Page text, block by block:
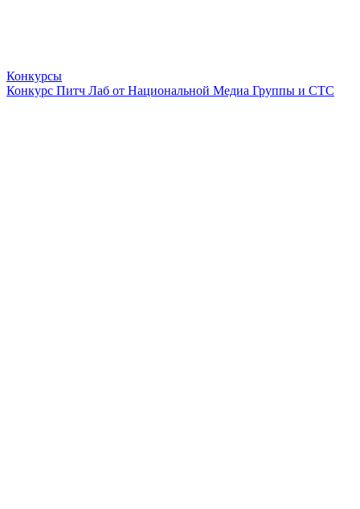
Конкурсы
Конкурс Питч Лаб от Национальной Медиа Группы и СТС